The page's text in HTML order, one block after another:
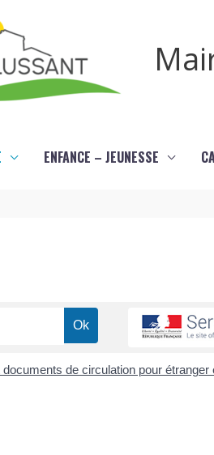
ENFANCE – JEUNESSE
de circulation pour étranger